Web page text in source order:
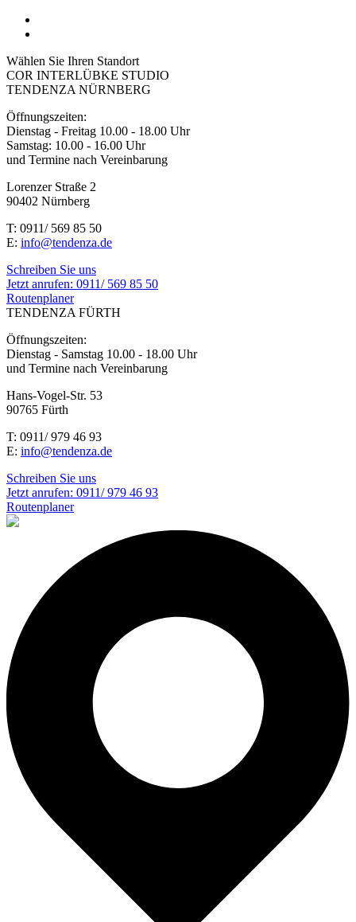
Wählen Sie Ihren Standort
COR INTERLÜBKE STUDIO
TENDENZA NÜRNBERG
Öffnungszeiten:
Dienstag - Freitag 10.00 - 18.00 Uhr
Samstag: 10.00 - 16.00 Uhr
und Termine nach Vereinbarung
Lorenzer Straße 2
90402 Nürnberg
T: 0911/ 569 85 50
E: info@tendenza.de
Schreiben Sie uns
Jetzt anrufen: 0911/ 569 85 50
Routenplaner
TENDENZA FÜRTH
Öffnungszeiten:
Dienstag - Samstag 10.00 - 18.00 Uhr
und Termine nach Vereinbarung
Hans-Vogel-Str. 53
90765 Fürth
T: 0911/ 979 46 93
E: info@tendenza.de
Schreiben Sie uns
Jetzt anrufen: 0911/ 979 46 93
Routenplaner